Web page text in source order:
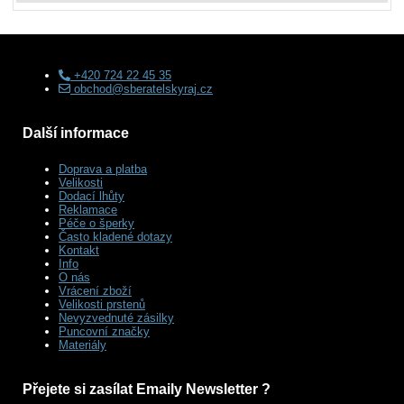
+420 724 22 45 35
obchod@sberatelskyraj.cz
Další informace
Doprava a platba
Velikosti
Dodací lhůty
Reklamace
Péče o šperky
Často kladené dotazy
Kontakt
Info
O nás
Vrácení zboží
Velikosti prstenů
Nevyzvednuté zásilky
Puncovní značky
Materiály
Přejete si zasílat Emaily Newsletter ?